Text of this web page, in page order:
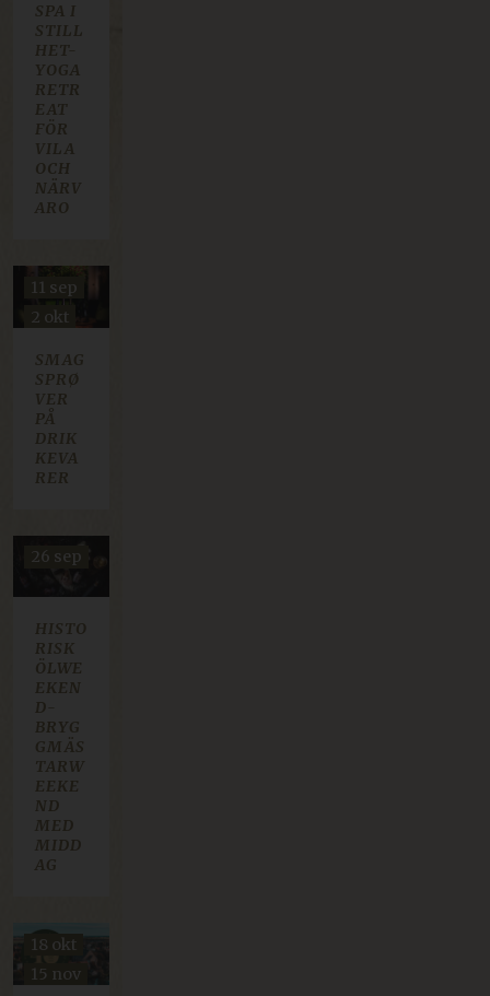
29 nov
27 dec
31 jan
...
SPA I
STILL
HET-
YOGA
RETR
EAT
FÖR
VILA
OCH
NÄRV
ARO
11 sep
2 okt
20 nov
SMAG
SPRØ
VER
PÅ
DRIK
KEVA
RER
26 sep
HISTO
RISK
ÖLWE
EKEN
D-
BRYG
GMÄS
TARW
EEKE
ND
MED
MIDD
AG
18 okt
15 nov